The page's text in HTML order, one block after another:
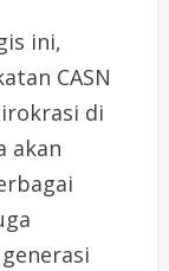
ini,
CASN
di
akan